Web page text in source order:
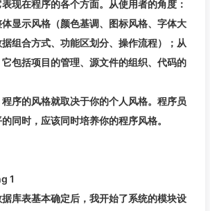
现在程序的各个方面。从使用者的角度：
显示风格（颜色基调、图标风格、字体大
组合方式、功能区划分、操作流程）；从
包括项目的管理、源文件的组织、代码的
序的风格就取决于你的个人风格。程序员
同时，应该同时培养你的程序风格。
1
库表基本确定后，我开始了系统的模块设